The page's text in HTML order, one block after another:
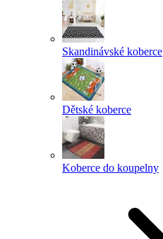
Skandinávské koberce
Dětské koberce
Koberce do koupelny